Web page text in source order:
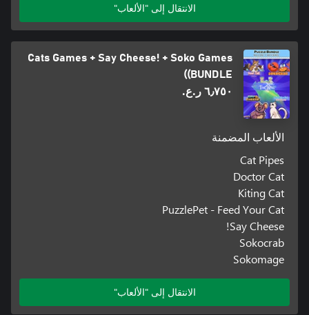
الانتقال إلى "الألعاب"
Cats Games + Say Cheese! + Soko Games
(BUNDLE)
٦٫٧٥٠ ر.ع.‏
الألعاب المضمنة
Cat Pipes
Doctor Cat
Kiting Cat
PuzzlePet - Feed Your Cat
Say Cheese!
Sokocrab
Sokomage
الانتقال إلى "الألعاب"